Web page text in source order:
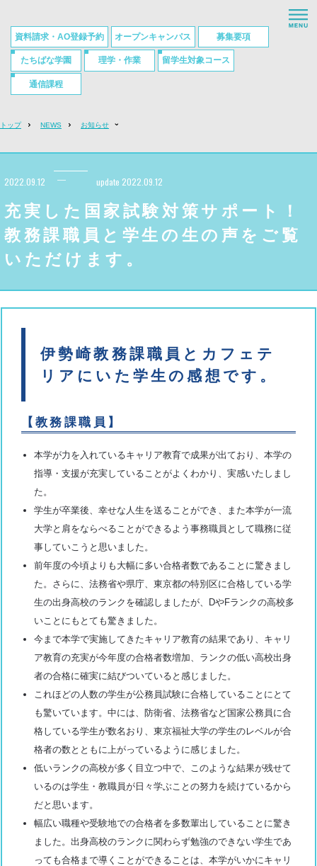
資料請求・AO登録予約 オープンキャンパス 募集要項
たちばな学園 理学・作業 留学生対象コース
通信課程
学校について
国家試験・就職実績
サポート
MOVIE
アクセス・お問い合わせ
トップ NEWS お知らせ
2022.09.12 update 2022.09.12
充実した国家試験対策サポート！
教務課職員と学生の生の声をご覧
いただけます。
伊勢崎教務課職員とカフェテ
リアにいた学生の感想です。
【教務課職員】
本学が力を入れているキャリア教育で成果が出ており、本学の
指導・支援が充実していることがよくわかり、実感いたしまし
た。
学生が卒業後、幸せな人生を送ることができ、また本学が一流
大学と肩をならべることができるよう事務職員として職務に従
事していこうと思いました。
前年度の今頃よりも大幅に多い合格者数であることに驚きまし
た。さらに、法務省や県庁、東京都の特別区に合格している学
生の出身高校のランクを確認しましたが、DやFランクの高校多
いことにもとても驚きました。
今まで本学で実施してきたキャリア教育の結果であり、キャリ
ア教育の充実が今年度の合格者数増加、ランクの低い高校出身
者の合格に確実に結びついていると感じました。
これほどの人数の学生が公務員試験に合格していることにとて
も驚いています。中には、防衛省、法務省など国家公務員に合
格している学生が数名おり、東京福祉大学の学生のレベルが合
格者の数とともに上がっているように感じました。
低いランクの高校が多く目立つ中で、このような結果が残せて
いるのは学生・教職員が日々学ぶことの努力を続けているから
だと思います。
幅広い職種や受験地での合格者を多数輩出していることに驚き
ました。出身高校のランクに関わらず勉強のできない学生であ
っても合格まで導くことができることは、本学がいかにキャリ